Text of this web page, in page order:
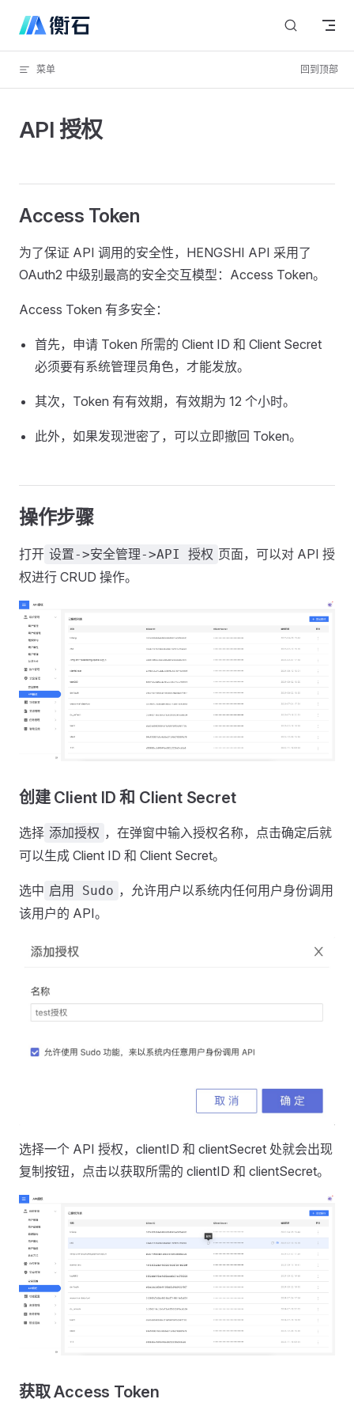
Skip to content
菜单 回到顶部
API 授权
Access Token
为了保证 API 调用的安全性，HENGSHI API 采用了
OAuth2 中级别最高的安全交互模型：Access Token。
Access Token 有多安全：
首先，申请 Token 所需的 Client ID 和 Client Secret
必须要有系统管理员角色，才能发放。
其次，Token 有有效期，有效期为 12 个小时。
此外，如果发现泄密了，可以立即撤回 Token。
操作步骤
打开 设置->安全管理->API 授权 页面，可以对 API 授
权进行 CRUD 操作。
创建 Client ID 和 Client Secret
选择 添加授权 ，在弹窗中输入授权名称，点击确定后就
可以生成 Client ID 和 Client Secret。
选中 启用 Sudo ，允许用户以系统内任何用户身份调用
该用户的 API。
选择一个 API 授权，clientID 和 clientSecret 处就会出现
复制按钮，点击以获取所需的 clientID 和 clientSecret。
获取 Access Token